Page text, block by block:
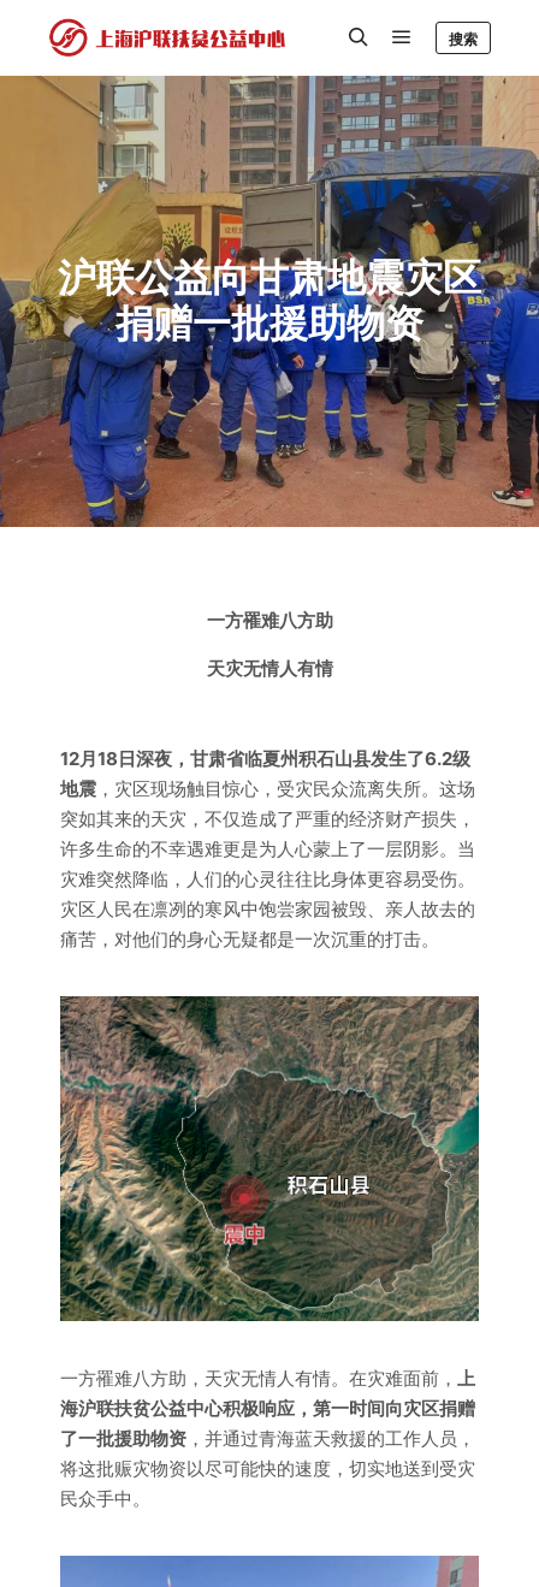
搜索
沪联公益向甘肃地震灾区
捐赠一批援助物资
一方罹难八方助
天灾无情人有情
12月18日深夜， 甘肃省临夏州积石山县发生了6.2级
地震 ，灾区现场触目惊心，受灾民众流离失所。这场
突如其来的天灾，不仅造成了严重的经济财产损失，
许多生命的不幸遇难更是为人心蒙上了一层阴影。当
灾难突然降临，人们的心灵往往比身体更容易受伤。
灾区人民在凛冽的寒风中饱尝家园被毁、亲人故去的
痛苦，对他们的身心无疑都是一次沉重的打击。
一方罹难八方助，天灾无情人有情。在灾难面前，
上
海沪联扶贫公益中心积极响应，第一时间向灾区捐赠
了一批援助物资 ，并通过青海蓝天救援的工作人员，
将这批赈灾物资以尽可能快的速度，切实地送到受灾
民众手中。